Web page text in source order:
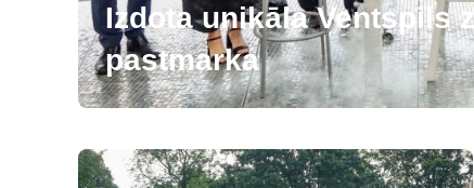
Izdota unikāla Ventspils
pastmarka